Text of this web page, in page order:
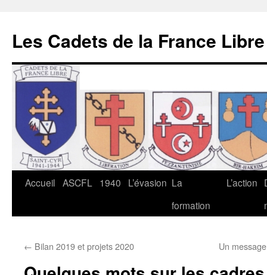
Les Cadets de la France Libre
Aller
Accueil ASCFL 1940 L’évasion La
formation
L’action
← Bilan 2019 et projets 2020 Un